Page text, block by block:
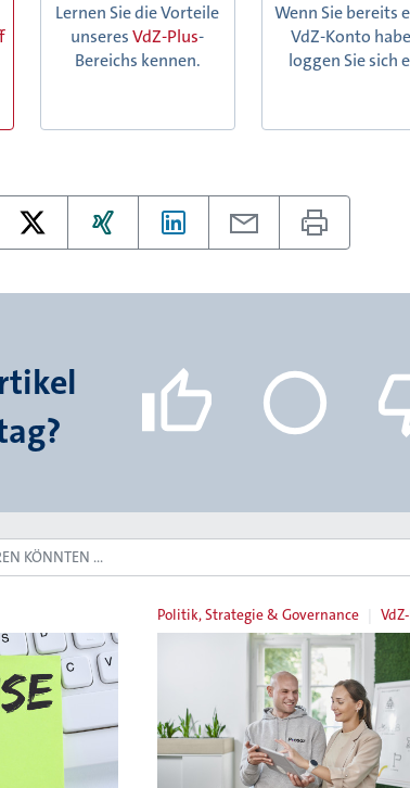
Lernen Sie die Vorteile
unseresVdZ-Plus-
Bereichs kennen.
Wenn Sie bereits
VdZ-Konto
loggen Sie sich
KÖNNTEN …
Politik, Strategie & Governance